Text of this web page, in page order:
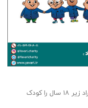
پیمان‌نامه‌ حقوق کودکان سازمان ملل همه‌ افراد زیر ۱۸ سال را کودک